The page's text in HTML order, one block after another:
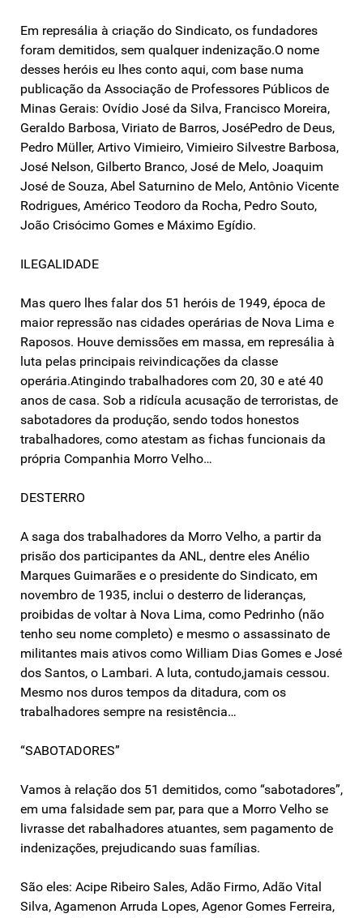
Em represália à criação do Sindicato, os fundadores
foram demitidos, sem qualquer indenização.O nome
desses heróis eu lhes conto aqui, com base numa
publicação da Associação de Professores Públicos de
Minas Gerais: Ovídio José da Silva, Francisco Moreira,
Geraldo Barbosa, Viriato de Barros, JoséPedro de Deus,
Pedro Müller, Artivo Vimieiro, Vimieiro Silvestre Barbosa,
José Nelson, Gilberto Branco, José de Melo, Joaquim
José de Souza, Abel Saturnino de Melo, Antônio Vicente
Rodrigues, Américo Teodoro da Rocha, Pedro Souto,
João Crisócimo Gomes e Máximo Egídio.
ILEGALIDADE
Mas quero lhes falar dos 51 heróis de 1949, época de
maior repressão nas cidades operárias de Nova Lima e
Raposos. Houve demissões em massa, em represália à
luta pelas principais reivindicações da classe
operária.Atingindo trabalhadores com 20, 30 e até 40
anos de casa. Sob a ridícula acusação de terroristas, de
sabotadores da produção, sendo todos honestos
trabalhadores, como atestam as fichas funcionais da
própria Companhia Morro Velho…
DESTERRO
A saga dos trabalhadores da Morro Velho, a partir da
prisão dos participantes da ANL, dentre eles Anélio
Marques Guimarães e o presidente do Sindicato, em
novembro de 1935, inclui o desterro de lideranças,
proibidas de voltar à Nova Lima, como Pedrinho (não
tenho seu nome completo) e mesmo o assassinato de
militantes mais ativos como William Dias Gomes e José
dos Santos, o Lambari. A luta, contudo,jamais cessou.
Mesmo nos duros tempos da ditadura, com os
trabalhadores sempre na resistência…
“SABOTADORES”
Vamos à relação dos 51 demitidos, como “sabotadores”,
em uma falsidade sem par, para que a Morro Velho se
livrasse det rabalhadores atuantes, sem pagamento de
indenizações, prejudicando suas famílias.
São eles: Acipe Ribeiro Sales, Adão Firmo, Adão Vital
Silva, Agamenon Arruda Lopes, Agenor Gomes Ferreira,